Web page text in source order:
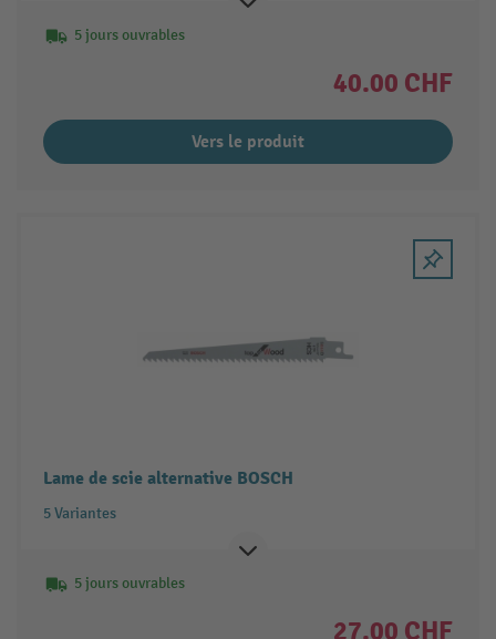
5 jours ouvrables
40.00 CHF
Vers le produit
Lame de scie alternative BOSCH
5 Variantes
5 jours ouvrables
27.00 CHF